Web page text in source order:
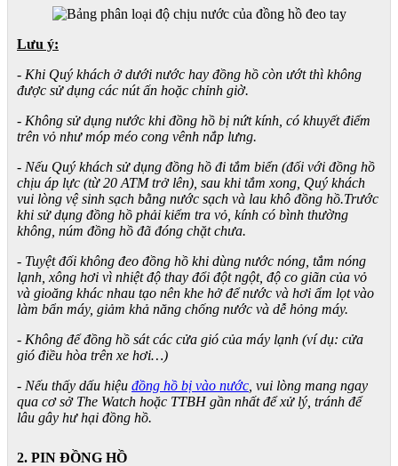
Lưu ý:
- Khi Quý khách ở dưới nước hay đồng hồ còn ướt thì không
được sử dụng các nút ấn hoặc chỉnh giờ.
- Không sử dụng nước khi đồng hồ bị nứt kính, có khuyết điểm
trên vỏ như móp méo cong vênh nắp lưng.
- Nếu Quý khách sử dụng đồng hồ đi tắm biển (đối với đồng hồ
chịu áp lực (từ 20 ATM trở lên), sau khi tắm xong, Quý khách
vui lòng vệ sinh sạch bằng nước sạch và lau khô đồng hồ.Trước
khi sử dụng đồng hồ phải kiểm tra vỏ, kính có bình thường
không, núm đồng hồ đã đóng chặt chưa.
- Tuyệt đối không đeo đồng hồ khi dùng nước nóng, tắm nóng
lạnh, xông hơi vì nhiệt độ thay đổi đột ngột, độ co giãn của vỏ
và gioăng khác nhau tạo nên khe hở để nước và hơi ẩm lọt vào
làm bẩn máy, giảm khả năng chống nước và dễ hỏng máy.
- Không để đồng hồ sát các cửa gió của máy lạnh (ví dụ: cửa
gió điều hòa trên xe hơi…)
- Nếu thấy dấu hiệu đồng hồ bị vào nước , vui lòng mang ngay
qua cơ sở The Watch hoặc TTBH gần nhất để xử lý, tránh để
lâu gây hư hại đồng hồ.
2. PIN ĐỒNG HỒ